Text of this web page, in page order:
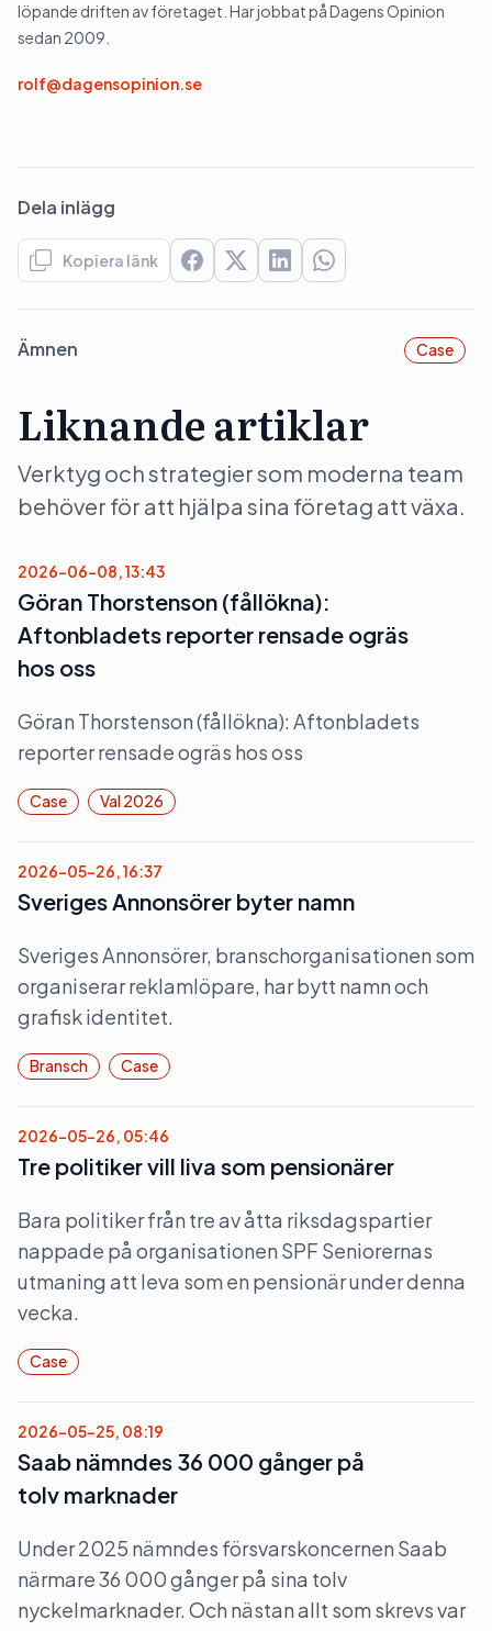
löpande driften av företaget. Har jobbat på Dagens Opinion
sedan 2009.
rolf@dagensopinion.se
Dela inlägg
Kopiera länk
Ämnen Case
Liknande artiklar
Verktyg och strategier som moderna team
behöver för att hjälpa sina företag att växa.
2026-06-08, 13:43
Göran Thorstenson (fållökna):
Aftonbladets reporter rensade ogräs
hos oss
Göran Thorstenson (fållökna): Aftonbladets
reporter rensade ogräs hos oss
Case Val 2026
2026-05-26, 16:37
Sveriges Annonsörer byter namn
Sveriges Annonsörer, branschorganisationen som
organiserar reklamlöpare, har bytt namn och
grafisk identitet.
Bransch Case
2026-05-26, 05:46
Tre politiker vill liva som pensionärer
Bara politiker från tre av åtta riksdagspartier
nappade på organisationen SPF Seniorernas
utmaning att leva som en pensionär under denna
vecka.
Case
2026-05-25, 08:19
Saab nämndes 36 000 gånger på
tolv marknader
Under 2025 nämndes försvarskoncernen Saab
närmare 36 000 gånger på sina tolv
nyckelmarknader. Och nästan allt som skrevs var